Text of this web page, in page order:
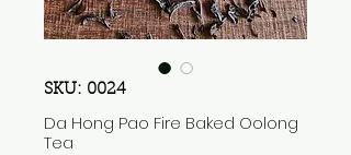
SKU: 0024
Da Hong Pao Fire Baked Oolong
Tea